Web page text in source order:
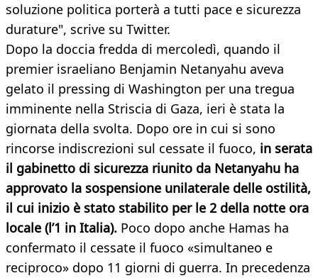
soluzione politica porterà a tutti pace e sicurezza
durature", scrive su Twitter.
Dopo la doccia fredda di mercoledì, quando il
premier israeliano Benjamin Netanyahu aveva
gelato il pressing di Washington per una tregua
imminente nella Striscia di Gaza, ieri è stata la
giornata della svolta. Dopo ore in cui si sono
rincorse indiscrezioni sul cessate il fuoco, in serata
il gabinetto di sicurezza riunito da Netanyahu ha
approvato la sospensione unilaterale delle ostilità,
il cui inizio è stato stabilito per le 2 della notte ora
locale (l’1 in Italia). Poco dopo anche Hamas ha
confermato il cessate il fuoco «simultaneo e
reciproco» dopo 11 giorni di guerra. In precedenza